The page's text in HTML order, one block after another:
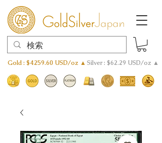
Gold : $4259.60 USD/oz ▲ Silver : $62.29 USD/oz ▲